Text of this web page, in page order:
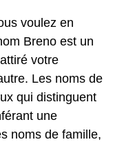
voulez en
Breno est un
votre
Les noms de
qui distinguent
une
noms de famille,